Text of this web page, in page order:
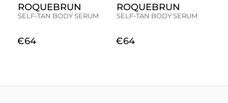
ROQUEBRUN
SELF-TAN BODY SERUM
€64
ROQUEBRUN
SELF-TAN BODY SERUM
€64